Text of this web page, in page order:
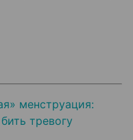
менструация:
тревогу